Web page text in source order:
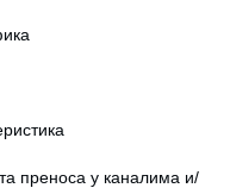
преноса у каналима и/